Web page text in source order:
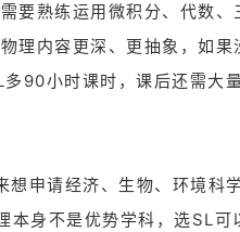
要熟练运用微积分、代数、
理内容更深、更抽象，如果
90小时课时，课后还需大
想申请经济、生物、环境科
本身不是优势学科，选SL可